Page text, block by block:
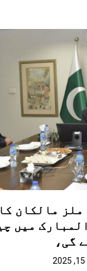
مالکان کا
گی،